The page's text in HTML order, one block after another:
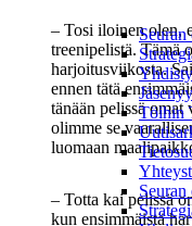
Seuran
Töihin
– Tosi iloinen olen,
treenipelistä. Tämä
harjoitusviikosta.
ennen tätä
tänään pelissä
olimme se
luomaan
– Totta kai pelissä
kun ensimmäistä